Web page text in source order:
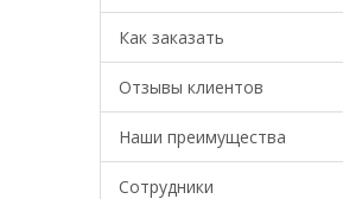
Как заказать
Отзывы клиентов
Наши преимущества
Сотрудники